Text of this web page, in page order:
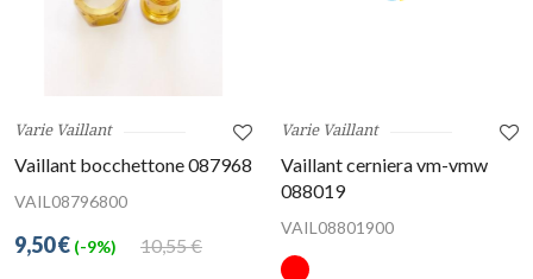
Varie Vaillant
Vaillant bocchettone 087968
VAIL08796800
10,55 €
9,50 € (-9%)
Varie Vaillant
Vaillant cerniera vm-vmw
088019
VAIL08801900